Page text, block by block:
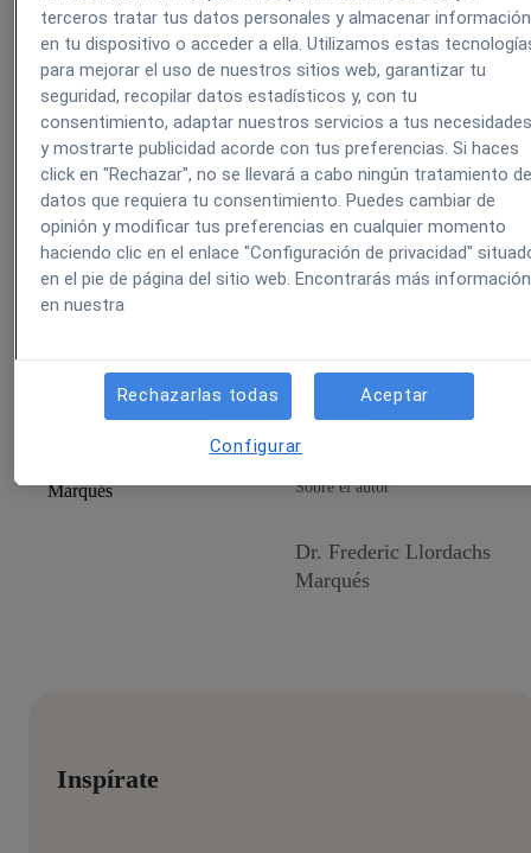
En cuanto a tu posicionamiento personal, las redes sociales son el
mejor lugar para labrarte una buena reputación. Es recomendable
tener perfiles en las redes sociales más utilizadas por la gente
(Facebook y Twitter en la actualidad) y también en alguna red de
carácter profesional, como LinkedIn.
Estar en redes sociales te permite interactuar de tú a tú con
potenciales clientes de tu clínica. Si eres activo en grupos de
Facebook, o tuiteas a menudo consejos de salud estás creando un
vínculo con la gente, por lo que es más probable que piensen en ti
cuando necesiten los servicios de un profesional de la salud de tu
Por último, la clínica online también debe funcionar de forma
gratis y verás cómo cumple tus expectativas.
Sobre el autor
Dr. Frederic Llordachs
Marqués
Inspírate
terceros tratar tus datos personales y almacenar información
en tu dispositivo o acceder a ella. Utilizamos estas
para mejorar el uso de nuestros sitios web, garantizar tu
seguridad, recopilar datos estadísticos y, con tu
consentimiento, adaptar nuestros servicios a tus
y mostrarte publicidad acorde con tus preferencias. Si haces
click en "Rechazar", no se llevará a cabo ningún tratamiento
datos que requiera tu consentimiento. Puedes cambiar de
opinión y modificar tus preferencias en cualquier momento
haciendo clic en el enlace "Configuración de privacidad"
en el pie de página del sitio web. Encontrarás más información
en nuestra
Rechazarlas todas Aceptar
Configurar